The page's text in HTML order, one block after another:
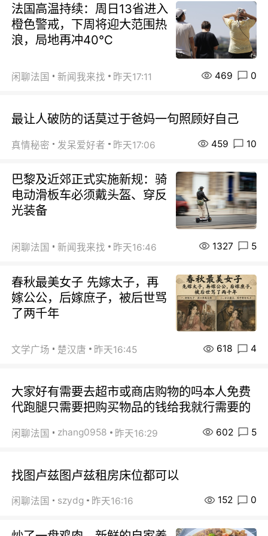
法国高温持续：周日13省进入
橙色警戒，下周将迎大范围热
浪，局地再冲40℃
闲聊法国 新闻我来找 昨天17:11 469 0
最让人破防的话莫过于爸妈一句照顾好自己
真情秘密 发呆爱好者 昨天17:06 459 10
巴黎及近郊正式实施新规：骑
电动滑板车必须戴头盔、穿反
光装备
闲聊法国 新闻我来找 昨天16:46 1327 5
春秋最美女子 先嫁太子，再
嫁公公，后嫁庶子，被后世骂
了两千年
文学广场 楚汉唐 昨天16:45 618 4
大家好有需要去超市或商店购物的吗本人免费
代跑腿只需要把购买物品的钱给我就行需要的
闲聊法国 zhang0958 昨天16:29 602 5
找图卢兹图卢兹租房床位都可以
闲聊法国 szydg 昨天16:16 152 0